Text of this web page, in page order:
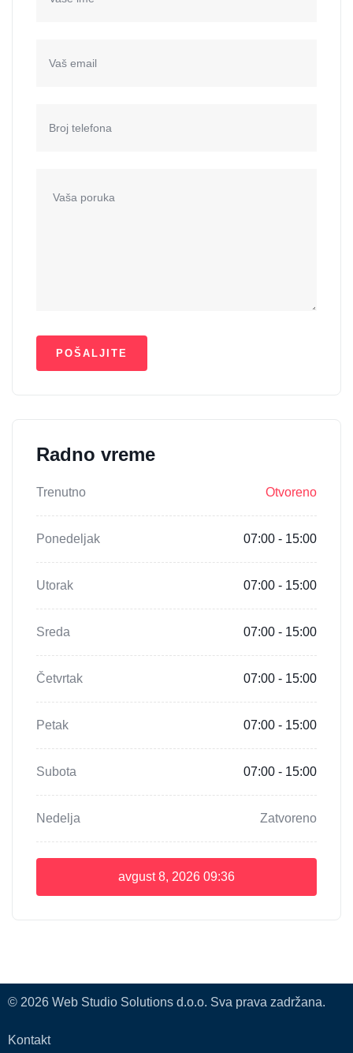
Radno vreme
Trenutno Otvoreno
Ponedeljak 07:00 - 15:00
Utorak 07:00 - 15:00
Sreda 07:00 - 15:00
Četvrtak 07:00 - 15:00
Petak 07:00 - 15:00
Subota 07:00 - 15:00
Nedelja Zatvoreno
avgust 8, 2026 09:36
© 2026 Web Studio Solutions d.o.o. Sva prava zadržana.
Kontakt